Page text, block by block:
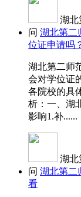
湖北
问 湖北第二
位证申请吗
湖北第二师
会对学位证
各院校的具
析：一、湖
影响1.补......
湖北
问 湖北第二
看